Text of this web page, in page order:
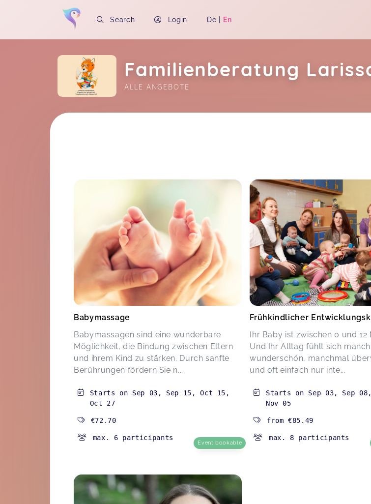
Search Login De | En
Familienberatung
ALLE ANGEBOTE
Soon you will learn more about me here...
Babymassage
Babymassagen sind eine wunderbare
Möglichkeit, die Bindung zwischen Eltern
und ihrem Kind zu stärken. Durch sanfte
Berührungen fördern Sie n...
Starts on Sep 03 , Sep 15 ,Oct 15 ,
Oct 27
€72.70
max. 6 participants
Event bookable
Frühkindlicher
Ihr Baby ist zwischen 0 und 12
Und Ihr Alltag fühlt sich
wunderschön, manchmal
und oft einfach nur inte...
Starts on Sep 03, Sep 08
Nov 05
from€85.49
max. 8 participants